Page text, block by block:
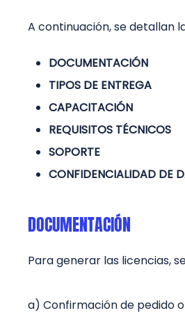
A continuación, se detallan
DOCUMENTACIÓN
TIPOS DE ENTREGA
CAPACITACIÓN
REQUISITOS TÉCNICOS
SOPORTE
CONFIDENCIALIDAD DE
DOCUMENTACIÓN
Para generar las licencias,
a) Confirmación de pedido